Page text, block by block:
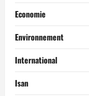
Economie
Environnement
International
Isan